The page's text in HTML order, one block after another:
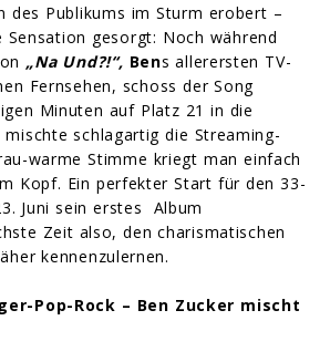
des Publikums im Sturm erobert –
gesorgt: Noch während
„Na Und?!“, Bens allerersten TV-
Fernsehen, schoss der Song
Minuten auf Platz 21 in die
mischte schlagartig die Streaming-
warme Stimme kriegt man einfach
Kopf. Ein perfekter Start für den 33-
Juni sein erstes Album
Zeit also, den charismatischen
kennenzulernen.
Pop-Rock – Ben Zucker mischt